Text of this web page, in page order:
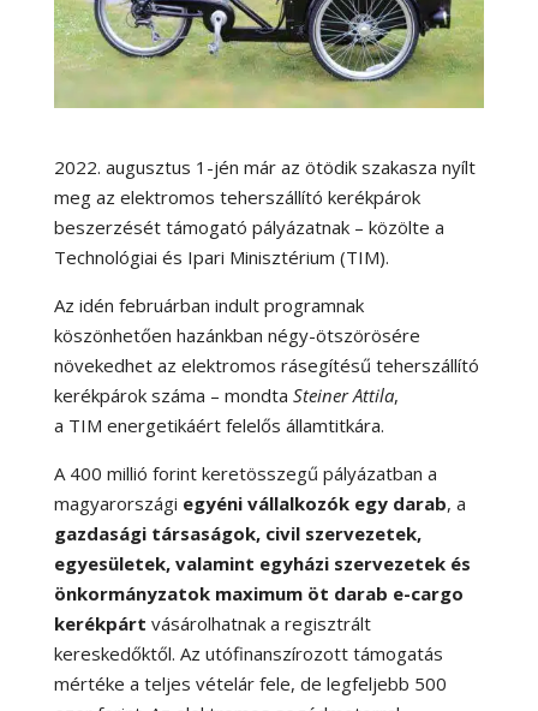
2022. augusztus 1-jén már az ötödik szakasza nyílt
meg az elektromos teherszállító kerékpárok
beszerzését támogató pályázatnak – közölte a
Technológiai és Ipari Minisztérium (TIM).
Az idén februárban indult programnak
köszönhetően hazánkban négy-ötszörösére
növekedhet az elektromos rásegítésű teherszállító
kerékpárok száma – mondta Steiner Attila,
a TIM energetikáért felelős államtitkára.
A 400 millió forint keretösszegű pályázatban a
magyarországi egyéni vállalkozók egy darab, a
gazdasági társaságok, civil szervezetek,
egyesületek, valamint egyházi szervezetek és
önkormányzatok maximum öt darab e-cargo
kerékpárt vásárolhatnak a regisztrált
kereskedőktől. Az utófinanszírozott támogatás
mértéke a teljes vételár fele, de legfeljebb 500